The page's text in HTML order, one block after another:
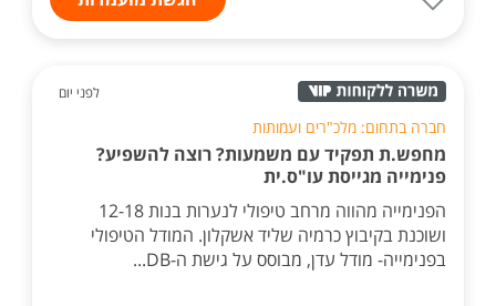
לפני יום
חברה בתחום: מלכ"רים ועמותות
מחפש.ת תפקיד עם משמעות? רוצה להשפיע?
פנימייה מגייסת עו"ס.ית
הפנימייה מהווה מרחב טיפולי לנערות בנות 12-18
ושוכנת בקיבוץ כרמיה שליד אשקלון. המודל הטיפולי
בפנימייה- מודל עדן, מבוסס על גישת ה-DB...